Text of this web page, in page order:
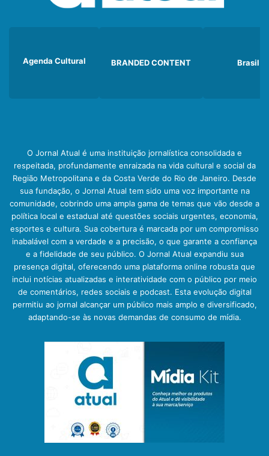
Agenda Cultural BRANDED CONTENT Brasil
O Jornal Atual é uma instituição jornalística consolidada e
respeitada, profundamente enraizada na vida cultural e social da
Região Metropolitana e da Costa Verde do Rio de Janeiro. Desde
sua fundação, o Jornal Atual tem sido uma voz importante na
comunidade, cobrindo uma ampla gama de temas que vão desde a
política local e estadual até questões sociais urgentes, economia,
esportes e cultura. Sua cobertura é marcada por um compromisso
inabalável com a verdade e a precisão, o que garante a confiança
e a fidelidade de seu público. O Jornal Atual expandiu sua
presença digital, oferecendo uma plataforma online robusta que
inclui notícias atualizadas e interatividade com o público por meio
de comentários, redes sociais e podcast. Esta evolução digital
permitiu ao jornal alcançar um público mais amplo e diversificado,
adaptando-se às novas demandas de consumo de mídia.